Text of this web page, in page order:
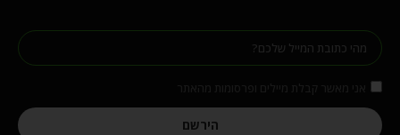
הירשם